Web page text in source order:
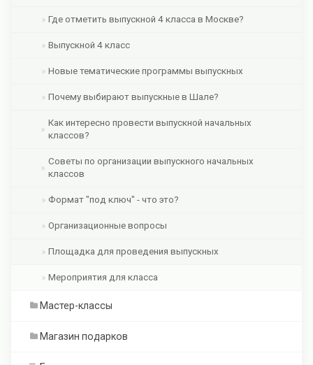
Где отметить выпускной 4 класса в Москве?
Выпускной 4 класс
Новые тематические программы выпускных
Почему выбирают выпускные в Шале?
Как интересно провести выпускной начальных
классов?
Советы по организации выпускного начальных
классов
Формат "под ключ" - что это?
Организационные вопросы
Площадка для проведения выпускных
Мероприятия для класса
Мастер-классы
Магазин подарков